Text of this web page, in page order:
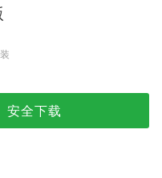
安全下载